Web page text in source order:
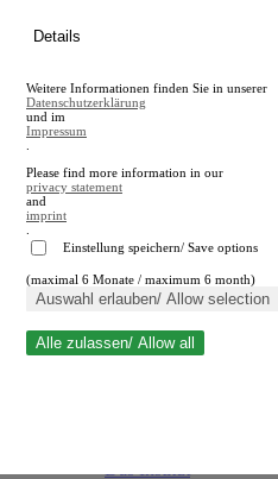
en
A
A
Suche schließen
Details
Weitere Informationen finden Sie in unserer
Datenschutzerklärung
und im
Impressum
Please find more information in our
privacy statement
and
imprint
Einstellung speichern/ Save options
(maximal 6 Monate / maximum 6 month)
Auswahl erlauben/ Allow selection
Alle zulassen/ Allow all